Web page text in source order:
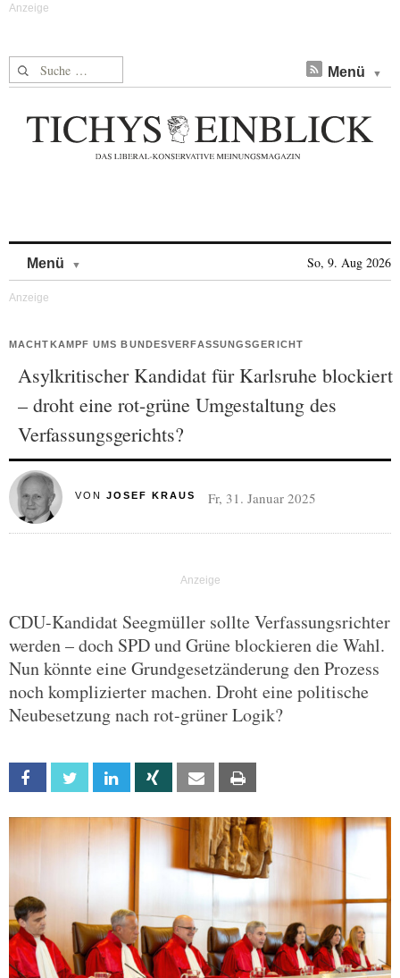
Suche nach: Menü
Menü So, 9. Aug 2026
MACHTKAMPF UMS BUNDESVERFASSUNGSGERICHT
Asylkritischer Kandidat für Karlsruhe blockiert
– droht eine rot-grüne Umgestaltung des
Verfassungsgerichts?
VON JOSEF KRAUS Fr, 31. Januar 2025
CDU-Kandidat Seegmüller sollte Verfassungsrichter
werden – doch SPD und Grüne blockieren die Wahl.
Nun könnte eine Grundgesetzänderung den Prozess
noch komplizierter machen. Droht eine politische
Neubesetzung nach rot-grüner Logik?
Facebook Twitter Linkedin Xing Email